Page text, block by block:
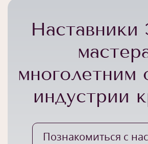
Наставники
многолетним
индустрии
Познакомиться с